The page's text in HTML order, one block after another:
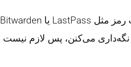
اگه از لپ‌تاپ استفاده می‌کنی، بد نیست از یه نرم‌افزار مدیریت رمز مثل LastPass یا Bitwarden
می‌کنن، پس لازم نیست